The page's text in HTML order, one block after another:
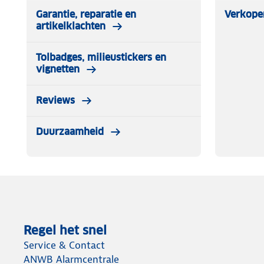
Garantie, reparatie en
artikelklachten
Tolbadges, milieustickers en
vignetten
Reviews
Duurzaamheid
Regel het snel
Service & Contact
ANWB Alarmcentrale